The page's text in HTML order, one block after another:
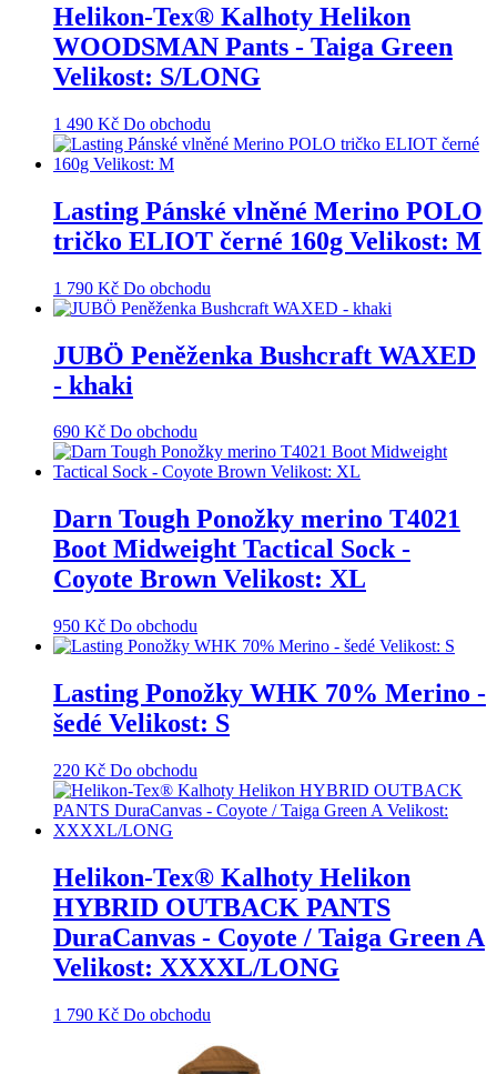
Helikon-Tex® Kalhoty Helikon
WOODSMAN Pants - Taiga Green
Velikost: S/LONG
1 490 Kč Do obchodu
Lasting Pánské vlněné Merino POLO
tričko ELIOT černé 160g Velikost: M
1 790 Kč Do obchodu
JUBÖ Peněženka Bushcraft WAXED
- khaki
690 Kč Do obchodu
Darn Tough Ponožky merino T4021
Boot Midweight Tactical Sock -
Coyote Brown Velikost: XL
950 Kč Do obchodu
Lasting Ponožky WHK 70% Merino -
šedé Velikost: S
220 Kč Do obchodu
Helikon-Tex® Kalhoty Helikon
HYBRID OUTBACK PANTS
DuraCanvas - Coyote / Taiga Green A
Velikost: XXXXL/LONG
1 790 Kč Do obchodu